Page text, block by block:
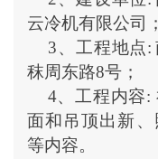
云冷机有限公司；
3、工程地点:
秣周东路8号；
4、工程内容:
面和吊顶出新
等内容。